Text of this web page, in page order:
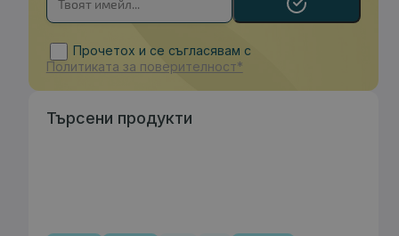
Прочетох и се съгласявам с
Политиката за поверителност*
Търсени продукти